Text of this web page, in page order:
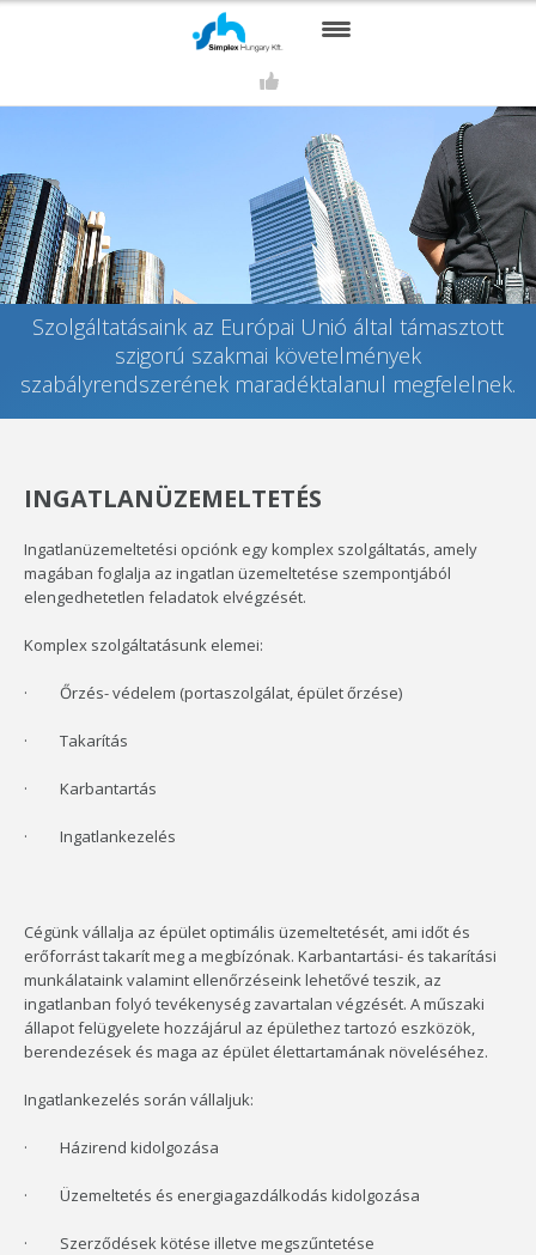
KAPCSOLAT
REFERENCIÁINK
PARTNEREINK
Szolgáltatásaink az Európai Unió által támasztott
szigorú szakmai követelmények
szabályrendszerének maradéktalanul megfelelnek.
INGATLANÜZEMELTETÉS
Ingatlanüzemeltetési opciónk egy komplex szolgáltatás, amely
magában foglalja az ingatlan üzemeltetése szempontjából
elengedhetetlen feladatok elvégzését.
Komplex szolgáltatásunk elemei:
· Őrzés- védelem (portaszolgálat, épület őrzése)
· Takarítás
· Karbantartás
· Ingatlankezelés
Cégünk vállalja az épület optimális üzemeltetését, ami időt és
erőforrást takarít meg a megbízónak. Karbantartási- és takarítási
munkálataink valamint ellenőrzéseink lehetővé teszik, az
ingatlanban folyó tevékenység zavartalan végzését. A műszaki
állapot felügyelete hozzájárul az épülethez tartozó eszközök,
berendezések és maga az épület élettartamának növeléséhez.
Ingatlankezelés során vállaljuk:
· Házirend kidolgozása
· Üzemeltetés és energiagazdálkodás kidolgozása
· Szerződések kötése illetve megszűntetése